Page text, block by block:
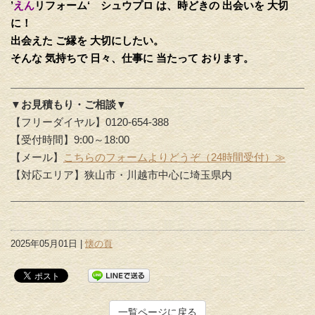
’えんリフォーム‘ シュウプロ は、時どきの 出会いを 大切
に！
出会えた ご縁を 大切にしたい。
そんな 気持ちで 日々、仕事に 当たって おります。
▼お見積もり・ご相談▼
【フリーダイヤル】0120-654-388
【受付時間】9:00～18:00
【メール】
こちらのフォームよりどうぞ（24時間受付）≫
【対応エリア】狭山市・川越市中心に埼玉県内
2025年05月01日 |懐の頁
一覧ページに戻る